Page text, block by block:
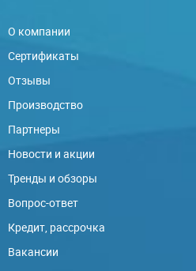
О компании
Сертификаты
Отзывы
Производство
Партнеры
Новости и акции
Тренды и обзоры
Вопрос-ответ
Кредит, рассрочка
Вакансии